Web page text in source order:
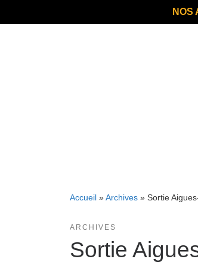
NOS
Accueil »Archives » Sortie
ARCHIVES
Sortie